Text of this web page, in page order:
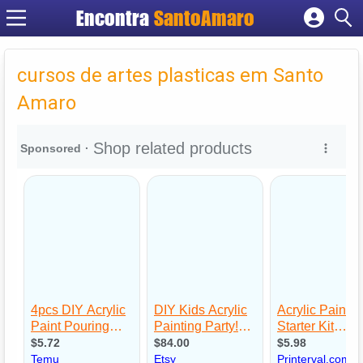
Encontra SantoAmaro
Cadastrar empresa
Criar conta
cursos de artes plasticas em Santo
Amaro